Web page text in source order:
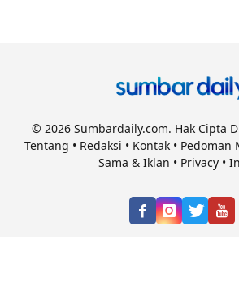
© 2026 Sumbardaily.com. Hak Cipta
Tentang • Redaksi • Kontak • Pedoman
Sama & Iklan • Privacy •